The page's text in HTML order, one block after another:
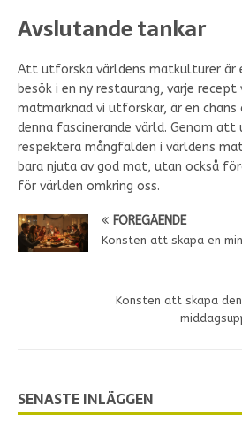
Avslutande tankar
Att utforska världens matkulturer är
besök i en ny restaurang, varje recept
matmarknad vi utforskar, är en chans
denna fascinerande värld. Genom
respektera mångfalden i världens
bara njuta av god mat, utan också
för världen omkring oss.
FÖREGÅENDE
Konsten att skapa en
Konsten att skapa
SENASTE INLÄGGEN